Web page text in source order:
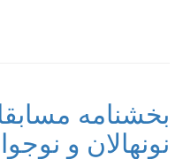
بخشنامه
نونهالان و